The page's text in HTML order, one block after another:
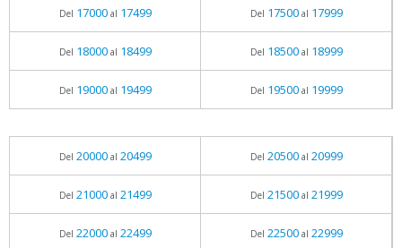
Del 17000al 17499 Del 17500al 17999
Del 18000al 18499 Del 18500al 18999
Del 19000al 19499 Del 19500al 19999
Del 20000al 20499 Del 20500al 20999
Del 21000al 21499 Del 21500al 21999
Del 22000al 22499 Del 22500al 22999